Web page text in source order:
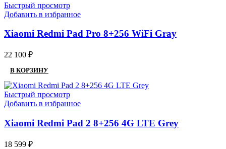
Быстрый просмотр
Добавить в избранное
Xiaomi Redmi Pad Pro 8+256 WiFi Gray
22 100 ₽
В КОРЗИНУ
Быстрый просмотр
Добавить в избранное
Xiaomi Redmi Pad 2 8+256 4G LTE Grey
18 599 ₽